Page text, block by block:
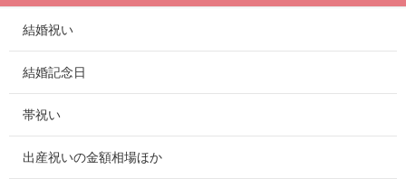
結婚祝い
結婚記念日
帯祝い
出産祝いの金額相場ほか